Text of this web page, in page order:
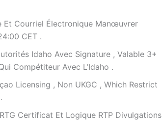
Et Courriel Électronique Manœuvrer
CET .
Idaho Avec Signature , Valable 3+
Compétiteur Avec L’Idaho .
Licensing , Non UKGC , Which Restrict
Certificat Et Logique RTP Divulgations